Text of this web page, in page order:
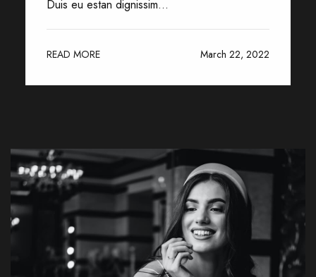
Duis eu estan dignissim...
READ MORE March 22, 2022